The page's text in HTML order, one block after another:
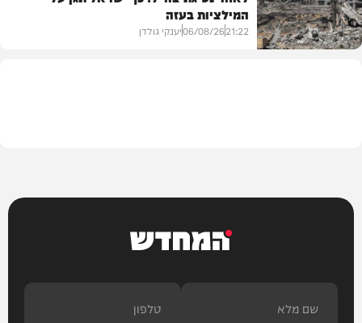
צבא וביטחון
המילציות בעזה
21:22
06/08/26יענקי גולדן
המחדש